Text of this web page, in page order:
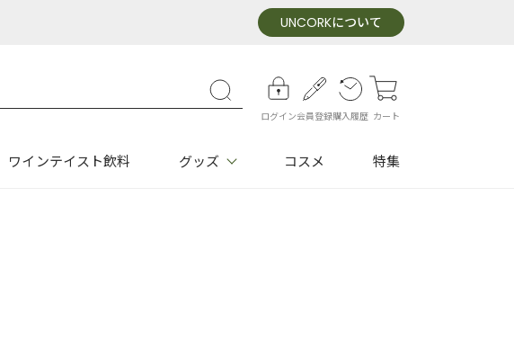
UNCORKについて
ログイン会員登録購入履歴 カート
ワインテイスト飲料 グッズ コスメ 特集